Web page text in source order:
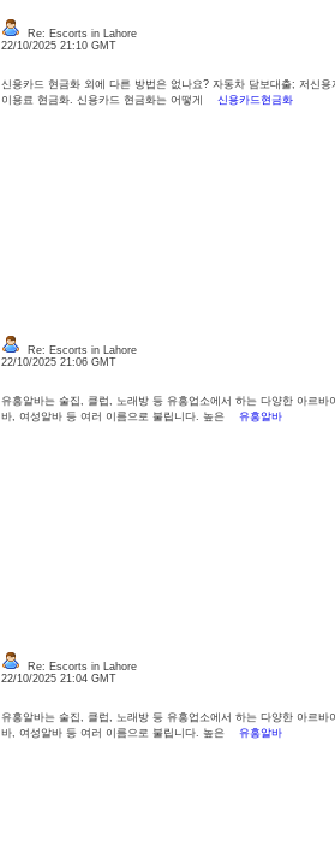
Re: Escorts in Lahore
22/10/2025 21:10 GMT
신용카드 현금화 외에 다른 방법은 없나요? 자동차 담보대출; 저신
이용료 현금화. 신용카드 현금화는 어떻게 신용카드현금화
Re: Escorts in Lahore
22/10/2025 21:06 GMT
유흥알바는 술집, 클럽, 노래방 등 유흥업소에서 하는 다양한 아르
바, 여성알바 등 여러 이름으로 불립니다. 높은 유흥알바
Re: Escorts in Lahore
22/10/2025 21:04 GMT
유흥알바는 술집, 클럽, 노래방 등 유흥업소에서 하는 다양한 아르
바, 여성알바 등 여러 이름으로 불립니다. 높은 유흥알바